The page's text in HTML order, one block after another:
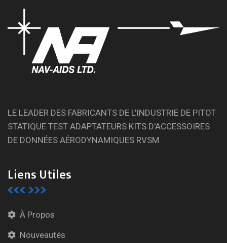
LE LEADER DES FABRICANTS DE L'INDUSTRIE DE PITOT
STATIQUE TEST ADAPTATEURS KITS D'ACCESSOIRES
DE DONNÉES AÉRODYNAMIQUES RVSM
Liens Utiles
À Propos
Nouveautés